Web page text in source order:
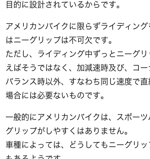
目的に設計されているからです。
アメリカンバイクに限らずライディン
はニーグリップは不可欠です。
ただし、ライディング中ずっとニーグ
えばそうではなく、加減速時及び、コ
バランス時以外、すなわち同じ速度で
場合には必要ないものです。
一般的にアメリカンバイクは、スポー
グリップがしやすくはありません。
車種によっては、どうしてもニーグリ